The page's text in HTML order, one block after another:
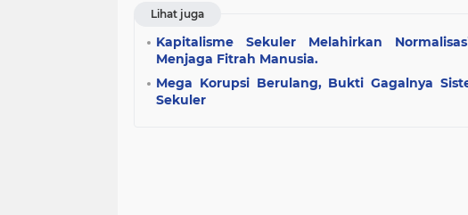
Lihat juga
Kapitalisme Sekuler Melahirkan
Menjaga Fitrah Manusia.
Mega Korupsi Berulang, Bukti Gagalnya
Sekuler